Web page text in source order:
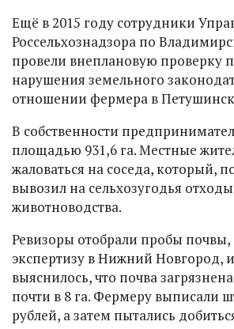
Ещё в 2015 году сотрудники
Россельхознадзора по
провели внеплановую проверку
нарушения земельного
отношении фермера в
В собственности
площадью 931,6 га. Местные
жаловаться на соседа, который,
вывозил на сельхозугодья отходы
животноводства.
Ревизоры отобрали пробы
экспертизу в Нижний Новгород,
выяснилось, что почва
почти в 8 га. Фермеру выписали
рублей, а затем пытались